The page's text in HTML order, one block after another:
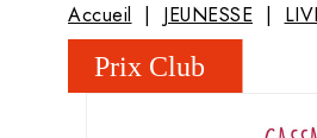
Accueil JEUNESSE